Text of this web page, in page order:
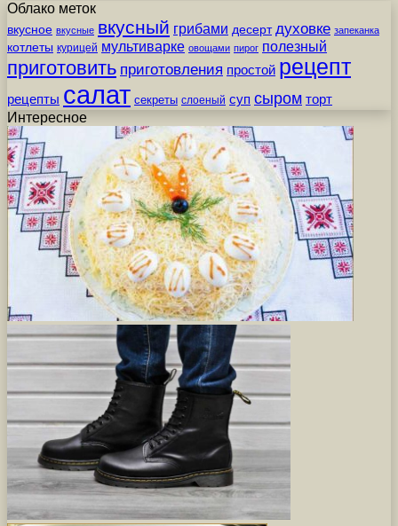
Облако меток
вкусное вкусные вкусный грибами десерт духовке запеканка
котлеты курицей мультиварке овощами пирог полезный
приготовить приготовления простой рецепт
рецепты салат секреты слоеный суп сыром торт
Интересное